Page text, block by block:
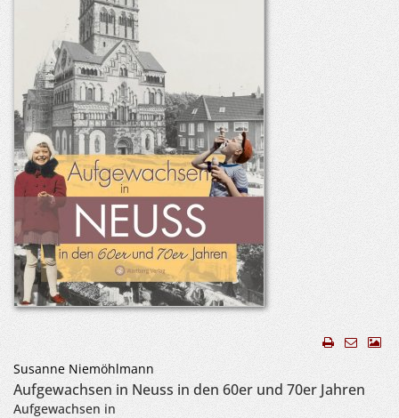
Susanne Niemöhlmann
Aufgewachsen in Neuss in den 60er und 70er Jahren
Aufgewachsen in